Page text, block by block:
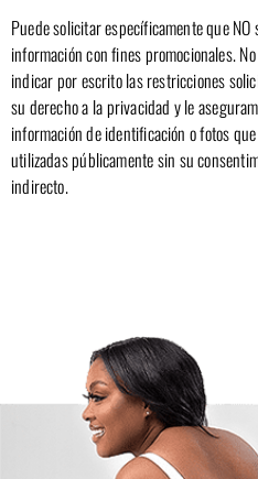
Puede solicitar específicamente que NO
información con fines promocionales.
indicar por escrito las restricciones
su derecho a la privacidad y le
información de identificación o fotos
utilizadas públicamente sin su
indirecto.